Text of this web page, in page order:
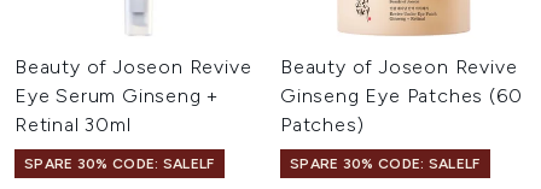
Beauty of Joseon Revive
Eye Serum Ginseng +
Retinal 30ml
SPARE 30% CODE: SALELF
Beauty of Joseon Revive
Ginseng Eye Patches (60
Patches)
SPARE 30% CODE: SALELF